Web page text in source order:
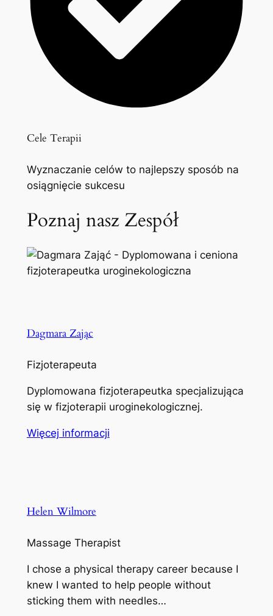
Cele Terapii
Wyznaczanie celów to najlepszy sposób na
osiągnięcie sukcesu
Poznaj nasz Zespół
Dagmara Zając
Fizjoterapeuta
Dyplomowana fizjoterapeutka specjalizująca
się w fizjoterapii uroginekologicznej.
Więcej informacji
Helen Wilmore
Massage Therapist
I chose a physical therapy career because I
knew I wanted to help people without
sticking them with needles…